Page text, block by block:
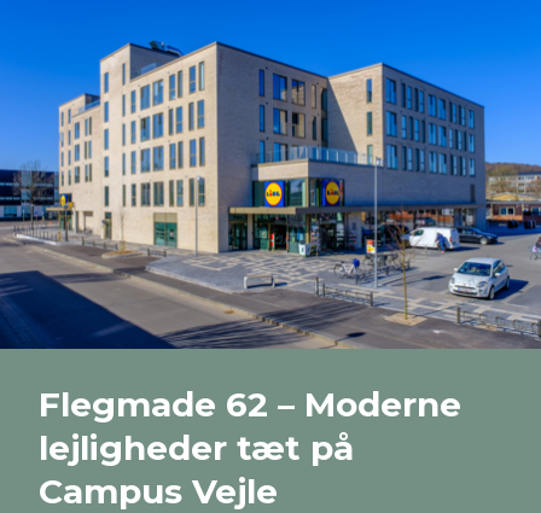
Flegmade 62 – Moderne
lejligheder tæt på
Campus Vejle